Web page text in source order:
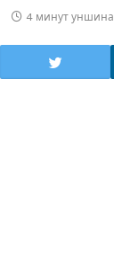
4 минут уншина